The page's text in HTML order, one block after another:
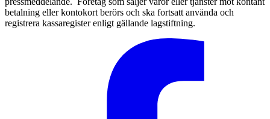
betalning eller kontokort berörs och ska fortsatt använda och
registrera kassaregister enligt gällande lagstiftning.